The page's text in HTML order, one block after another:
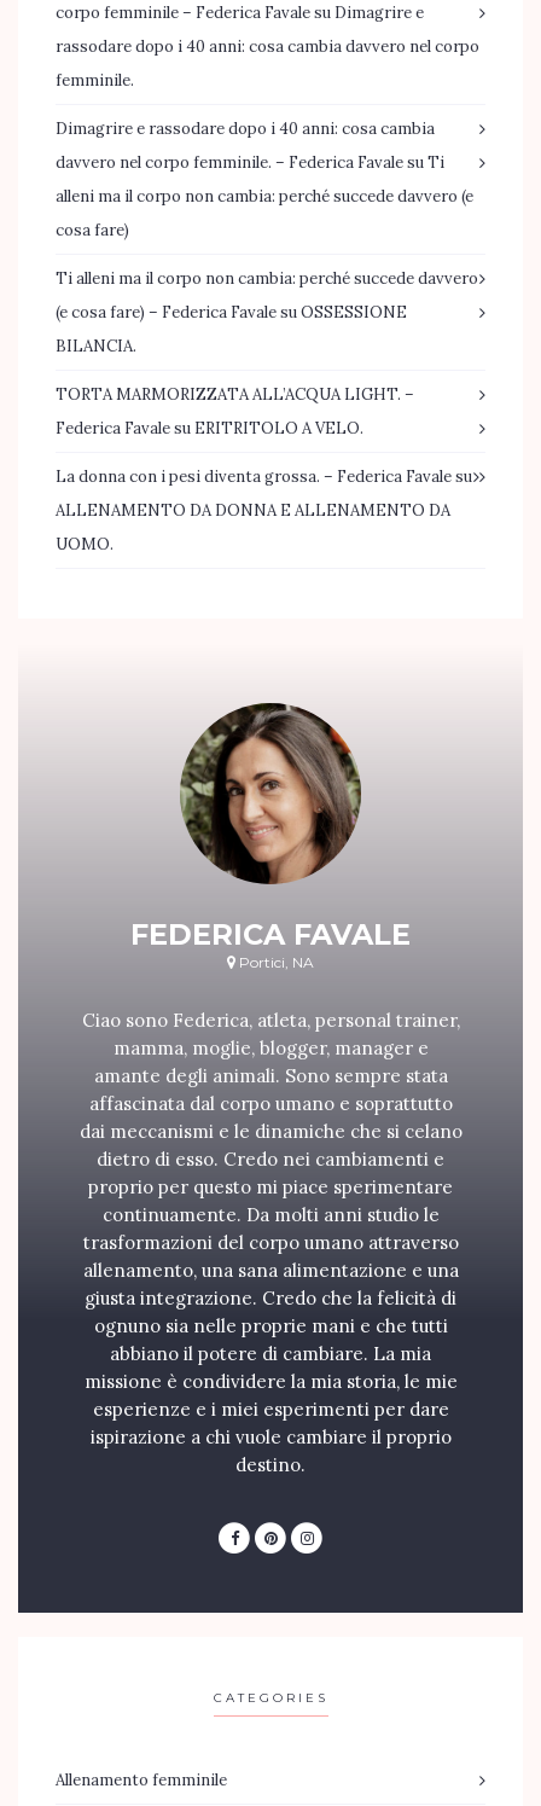
corpo femminile – Federica Favalesu Dimagrire e
rassodare dopo i 40 anni: cosa cambia davvero nel corpo
femminile.
Dimagrire e rassodare dopo i 40 anni: cosa cambia
davvero nel corpo femminile. – Federica FavalesuTi
alleni ma il corpo non cambia: perché succede davvero (e
cosa fare)
Ti alleni ma il corpo non cambia: perché succede davvero
(e cosa fare) – Federica FavalesuOSSESSIONE
BILANCIA.
TORTA MARMORIZZATA ALL’ACQUA LIGHT. –
Federica Favalesu ERITRITOLO A VELO.
La donna con i pesi diventa grossa. – Federica Favalesu
ALLENAMENTO DA DONNA E ALLENAMENTO DA
UOMO.
FEDERICA FAVALE
Portici, NA
Ciao sono Federica, atleta, personal trainer,
mamma, moglie, blogger, manager e
amante degli animali. Sono sempre stata
affascinata dal corpo umano e soprattutto
dai meccanismi e le dinamiche che si celano
dietro di esso. Credo nei cambiamenti e
proprio per questo mi piace sperimentare
continuamente. Da molti anni studio le
trasformazioni del corpo umano attraverso
allenamento, una sana alimentazione e una
giusta integrazione. Credo che la felicità di
ognuno sia nelle proprie mani e che tutti
abbiano il potere di cambiare. La mia
missione è condividere la mia storia, le mie
esperienze e i miei esperimenti per dare
ispirazione a chi vuole cambiare il proprio
destino.
CATEGORIES
Allenamento femminile